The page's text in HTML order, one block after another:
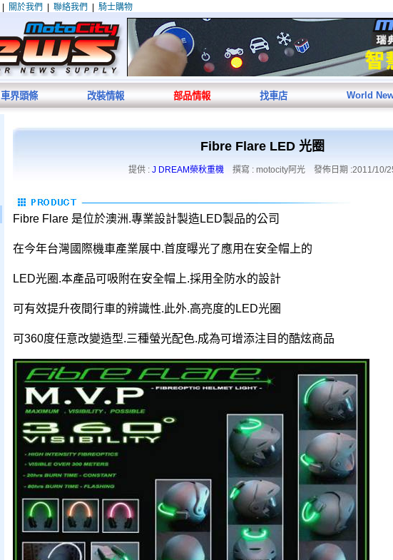
關於我們 聯絡我們 騎士購物
車界頭條 改裝情報 部品情報 找車店 World
Fibre Flare LED 光圈
提供 : J DREAM榮秋重機 撰寫 : motocity阿光 發佈日期 :2011/10/
Fibre Flare 是位於澳洲.專業設計製造LED製品的公司
在今年台灣國際機車產業展中.首度曝光了應用在安全帽上的
LED光圈.本產品可吸附在安全帽上.採用全防水的設計
可有效提升夜間行車的辨識性.此外.高亮度的LED光圈
可360度任意改變造型.三種螢光配色.成為可增添注目的酷炫商品